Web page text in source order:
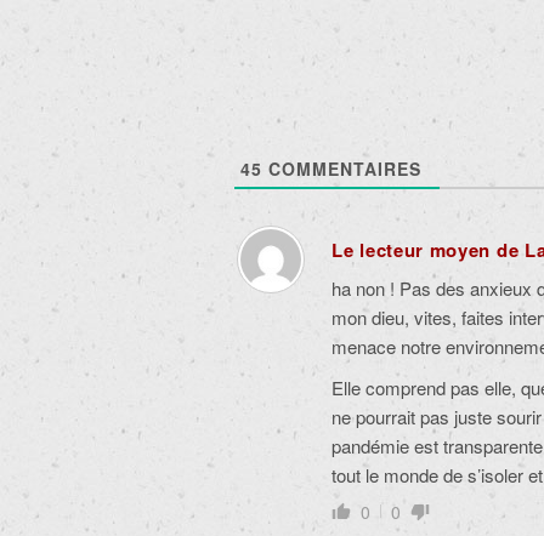
45 COMMENTAIRES
Le lecteur moyen de
ha non ! Pas des anxieux
mon dieu, vites, faites
menace notre
Elle comprend pas elle,
ne pourrait pas juste
pandémie est
tout le monde de s’isoler
0 0